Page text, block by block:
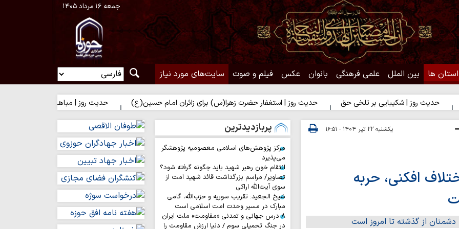
جمعه ۱۶ مرداد ۱۴۰۵
استان ها بین الملل علمی فرهنگی بانوان عکس فیلم و صوت سایت‌های مورد نیاز
روز | شکیبایی بر تلخی حق حدیث روز | استغفار حضرت زهرا(س) برای زائران امام حسین(ع) حدیث روز | مباهات خداوند به زائر امام
یکشنبه ۲۲ تیر ۱۴۰۴ - ۱۶:۵۱
افکنی، حربه
پربازدیدترین
مرکز پژوهش‌های اسلامی معصومیه پژوهشگر
می‌پذیرد
انتقام خون رهبر شهید باید چگونه گرفته شود؟
تصاویر/ مراسم بزرگداشت قائد شهید امت از
سوی آیت‌الله اراکی
شیخ الجعید: تقریب سوریه و حزب‌الله، گامی
مبارک در مسیر وحدت امت اسلامی است
۸ درس جهانی و تمدنی «مقاومت» ملت ایران
در جنگ تحمیلی سوم / دنیا ارزش مقاومت را